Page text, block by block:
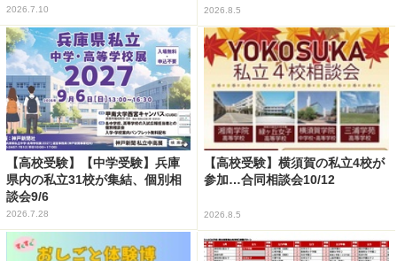
2026.7.10 2026.8.5
【高校受験】【中学受験】兵庫
県内の私立31校が集結、個別相
談会9/6
2026.7.28
【高校受験】横須賀の私立4校が
参加…合同相談会10/12
2026.8.5